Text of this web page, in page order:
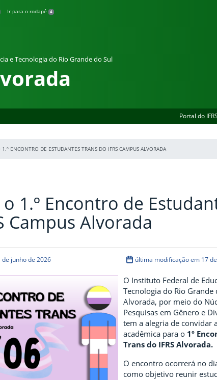
Ir para o rodapé 4
e Tecnologia do Rio Grande do Sul
Portal do IFRS
ENCONTRO DE ESTUDANTES TRANS DO IFRS CAMPUS ALVORADA
1.º Encontro de
Campus Alvorada
junho de 2026 última modificação em 17
O Instituto Federal de
Tecnologia do Rio Grande
Alvorada, por meio do
Pesquisas em Gênero e
tem a alegria de convidar
acadêmica para o 1º
Trans do IFRS Alvorada.
O encontro ocorrerá no
como objetivo reunir